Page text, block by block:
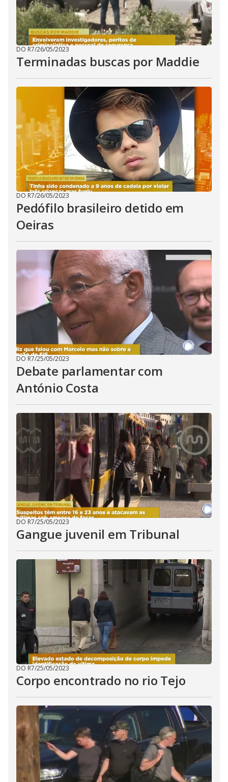
DO R7/26/05/2023
Terminadas buscas por Maddie
DO R7/26/05/2023
Pedófilo brasileiro detido em
Oeiras
DO R7/25/05/2023
Debate parlamentar com
António Costa
DO R7/25/05/2023
Gangue juvenil em Tribunal
DO R7/25/05/2023
Corpo encontrado no rio Tejo